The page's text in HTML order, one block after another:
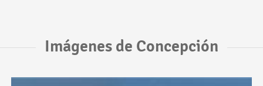
Imágenes de Concepción